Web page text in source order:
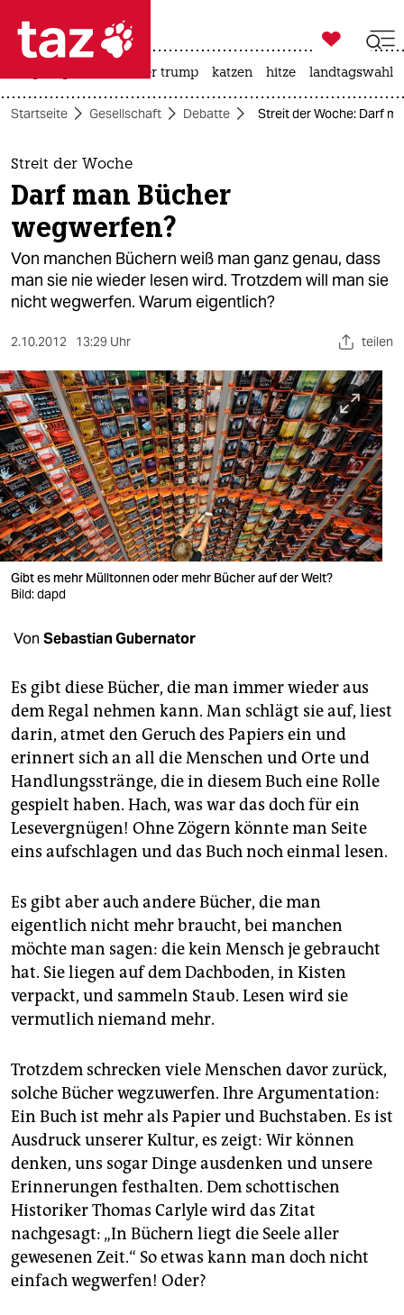
 taz zahl ich
taz zahl ich
themen
politik
öko
gesellschaft
sport
berlin
nord
wahrheit
verlag
verlag
veranstaltungen
shop
unterstützen
abo
genossenschaft
epaper login

taz zahl ich
usa unter trump katzen hitze landtagswahl
Startseite Gesellschaft Debatte Streit der Woche: Darf
Streit der Woche
Darf man Bücher
wegwerfen?
Von manchen Büchern weiß man ganz genau, dass
man sie nie wieder lesen wird. Trotzdem will man sie
nicht wegwerfen. Warum eigentlich?
2.10.2012 13:29 Uhr teilen
Gibt es mehr Mülltonnen oder mehr Bücher auf der Welt?
Bild: dapd
Von Sebastian Gubernator
Es gibt diese Bücher, die man immer wieder aus
dem Regal nehmen kann. Man schlägt sie auf, liest
darin, atmet den Geruch des Papiers ein und
erinnert sich an all die Menschen und Orte und
Handlungsstränge, die in diesem Buch eine Rolle
gespielt haben. Hach, was war das doch für ein
Lesevergnügen! Ohne Zögern könnte man Seite
eins aufschlagen und das Buch noch einmal lesen.
Es gibt aber auch andere Bücher, die man
eigentlich nicht mehr braucht, bei manchen
möchte man sagen: die kein Mensch je gebraucht
hat. Sie liegen auf dem Dachboden, in Kisten
verpackt, und sammeln Staub. Lesen wird sie
vermutlich niemand mehr.
Trotzdem schrecken viele Menschen davor zurück,
solche Bücher wegzuwerfen. Ihre Argumentation:
Ein Buch ist mehr als Papier und Buchstaben. Es ist
Ausdruck unserer Kultur, es zeigt: Wir können
denken, uns sogar Dinge ausdenken und unsere
Erinnerungen festhalten. Dem schottischen
Historiker Thomas Carlyle wird das Zitat
nachgesagt: „In Büchern liegt die Seele aller
gewesenen Zeit.“ So etwas kann man doch nicht
einfach wegwerfen! Oder?